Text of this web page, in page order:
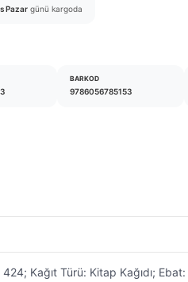
Pazar günü kargoda
BARKOD
9786056785153
Kağıt Türü: Kitap Kağıdı;